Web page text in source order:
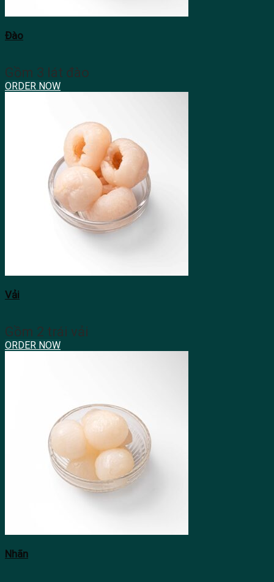
Đào
Gồm 3 lát đào
ORDER NOW
Vải
Gồm 2 trái vải
ORDER NOW
Nhãn